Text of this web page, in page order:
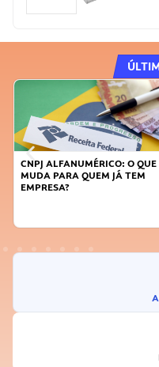
DICAS PARA OBTER CRÉDITO